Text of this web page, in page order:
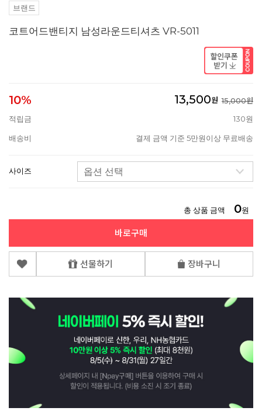
브랜드
코트어드밴티지 남성라운드티셔츠 VR-5011
10% 13,500원 15,000원
적립금
130원
배송비 결제 금액 기준 5만원이상 무료배송
사이즈
총 상품 금액 0원
바로구매
선물하기 장바구니